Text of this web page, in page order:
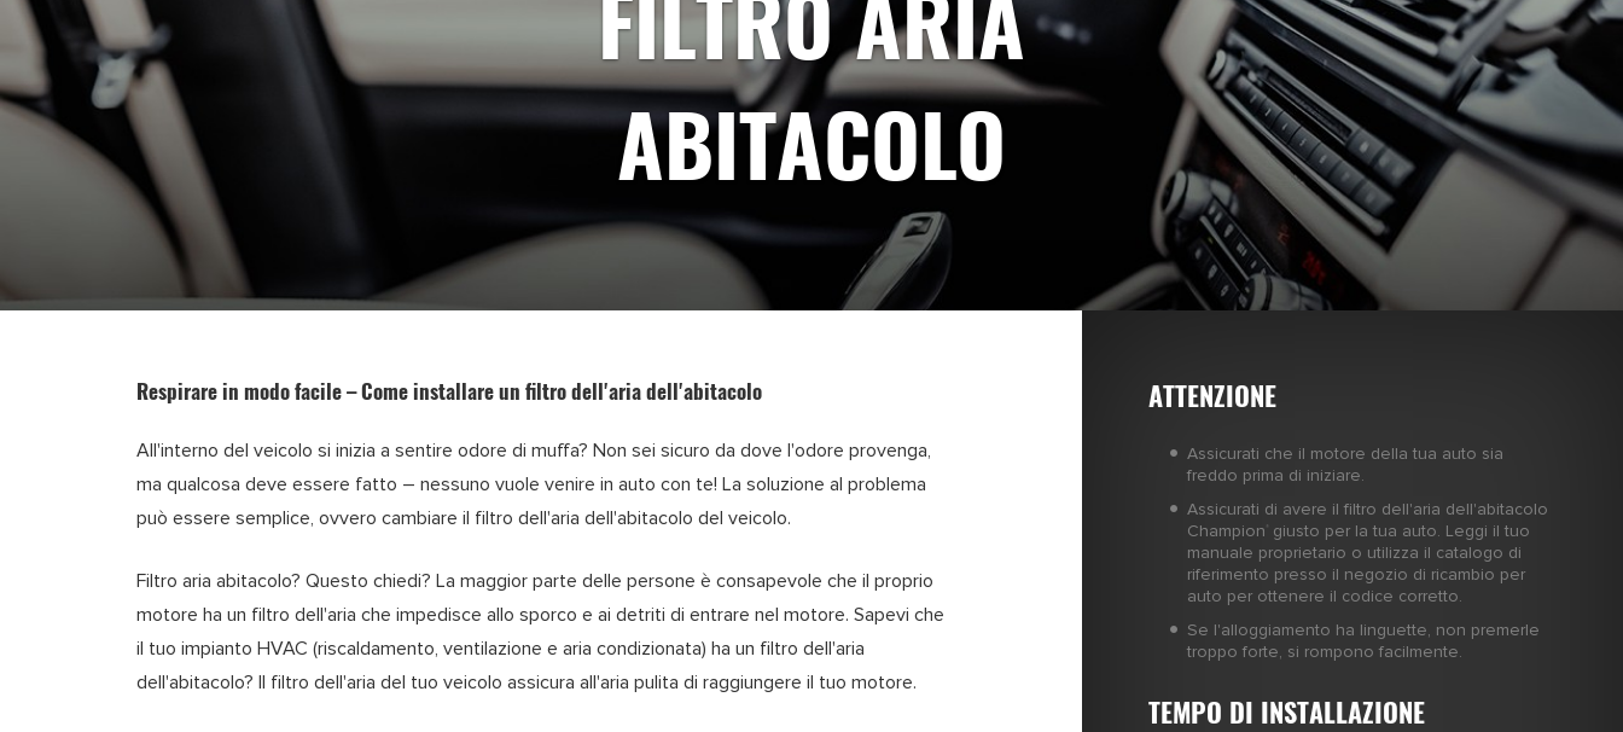
ABITACOLO
Respirare in modo facile – Come installare un filtro dell'aria dell'abitacolo
All'interno del veicolo si inizia a sentire odore di muffa? Non sei sicuro da dove l'odore provenga,
ma qualcosa deve essere fatto – nessuno vuole venire in auto con te! La soluzione al problema
può essere semplice, ovvero cambiare il filtro dell'aria dell'abitacolo del veicolo.
Filtro aria abitacolo? Questo chiedi? La maggior parte delle persone è consapevole che il proprio
motore ha un filtro dell'aria che impedisce allo sporco e ai detriti di entrare nel motore. Sapevi che
il tuo impianto HVAC (riscaldamento, ventilazione e aria condizionata) ha un filtro dell'aria
dell'abitacolo? Il filtro dell'aria del tuo veicolo assicura all'aria pulita di raggiungere il tuo motore.
ATTENZIONE
Assicurati che il motore della tua auto sia
freddo prima di iniziare.
Assicurati di avere il filtro dell'aria dell'abitacolo
Champion ®
giusto per la tua auto. Leggi il tuo
manuale proprietario o utilizza il catalogo di
riferimento presso il negozio di ricambio per
auto per ottenere il codice corretto.
Se l'alloggiamento ha linguette, non premerle
troppo forte, si rompono facilmente.
TEMPO DI INSTALLAZIONE